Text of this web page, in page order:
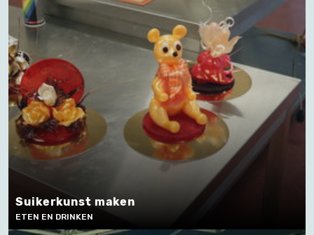
Suikerkunst maken
ETEN EN DRINKEN